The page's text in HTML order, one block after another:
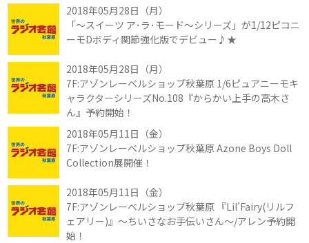
2018年05月28日（月）
「～スイーツ ア･ラ･モード～シリーズ」が1/12ピコニ
ーモDボディ関節強化版でデビュー♪★
2018年05月28日（月）
7F:アゾンレーベルショップ秋葉原 1/6ピュアニーモキ
ャラクターシリーズNo.108『からかい上手の高木さ
ん』予約開始！
2018年05月11日（金）
7F:アゾンレーベルショップ秋葉原 Azone Boys Doll
Collection展開催！
2018年05月11日（金）
7F:アゾンレーベルショップ秋葉原 『Lil’Fairy(リルフ
ェアリー)』～ちいさなお手伝いさん～/アレン予約開
始！